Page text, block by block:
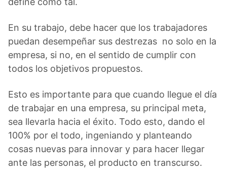
En su trabajo, debe hacer que los trabajadores
puedan desempeñar sus destrezas no solo en la
empresa, si no, en el sentido de cumplir con
todos los objetivos propuestos.
Esto es importante para que cuando llegue el día
de trabajar en una empresa, su principal meta,
sea llevarla hacia el éxito. Todo esto, dando el
100% por el todo, ingeniando y planteando
cosas nuevas para innovar y para hacer llegar
ante las personas, el producto en transcurso.